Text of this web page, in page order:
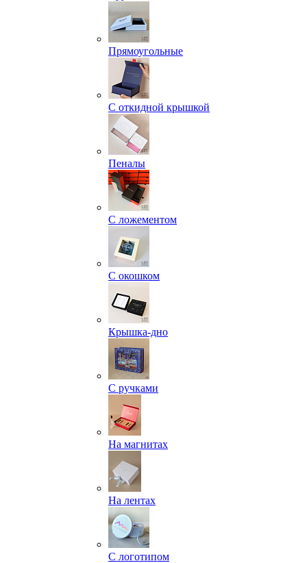
Прямоугольные
С откидной крышкой
Пеналы
С ложементом
С окошком
Крышка-дно
С ручками
На магнитах
На лентах
С логотипом